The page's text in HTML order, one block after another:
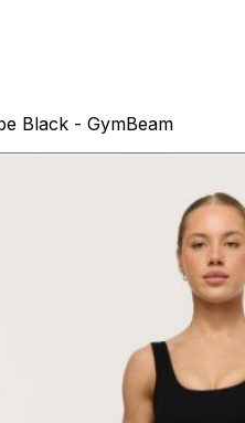
Black - GymBeam